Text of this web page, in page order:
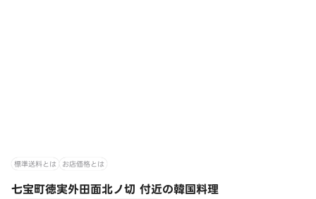
標準送料とは お店価格とは
七宝町徳実外田面北ノ切 付近の韓国料理